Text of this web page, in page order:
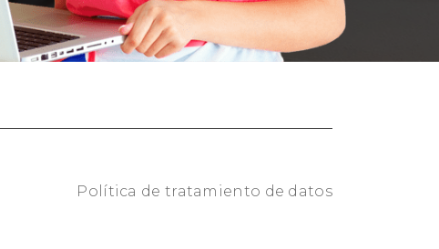
Política de tratamiento de datos